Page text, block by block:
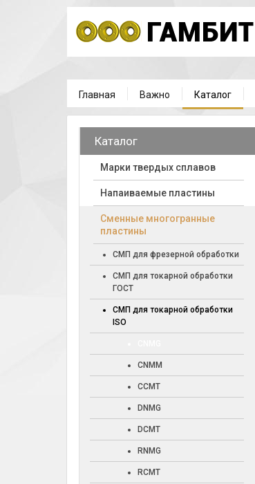
Главная Важно Каталог
Каталог
Марки твердых сплавов
Напаиваемые пластины
Cменные многогранные
пластины
СМП для фрезерной обработки
СМП для токарной обработки
ГОСТ
СМП для токарной обработки
ISO
CNMM
CCMT
DNMG
DCMT
RNMG
RCMT